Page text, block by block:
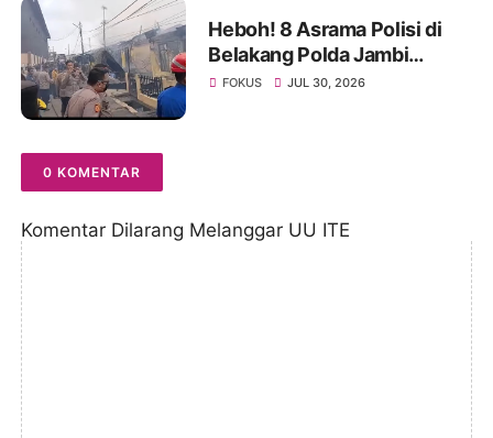
Heboh! 8 Asrama Polisi di
Belakang Polda Jambi
Hangus Terbakar, Api
FOKUS JUL 30, 2026
0 KOMENTAR
Komentar Dilarang Melanggar UU ITE